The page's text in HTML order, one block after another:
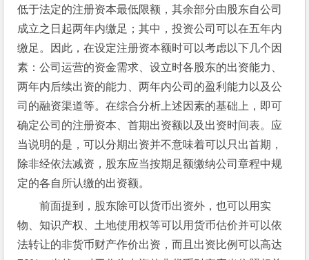
低于法定的注册资本最低限额，其余部分由股东自公司
成立之日起两年内缴足；其中，投资公司可以在五年内
缴足。因此，在设定注册资本额时可以考虑以下几个因
素：公司运营的资金需求、设立时各股东的出资能力、
两年内后续出资的能力、两年内公司的盈利能力以及公
司的融资渠道等。在综合分析上述因素的基础上，即可
确定公司的注册资本、首期出资额以及出资时间表。应
当说明的是，可以分期出资并不意味着可以只出首期，
除非经依法减资，股东应当按期足额缴纳公司章程中规
定的各自所认缴的出资额。
前面提到，股东除可以货币出资外，也可以用实
物、知识产权、土地使用权等可以用货币估价并可以依
法转让的非货币财产作价出资，而且出资比例可以高达